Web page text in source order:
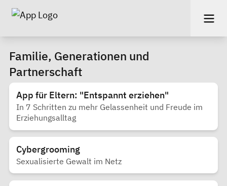
Familie, Generationen und
Partnerschaft
App für Eltern: "Entspannt erziehen"
In 7 Schritten zu mehr Gelassenheit und Freude im
Erziehungsalltag
Cybergrooming
Sexualisierte Gewalt im Netz